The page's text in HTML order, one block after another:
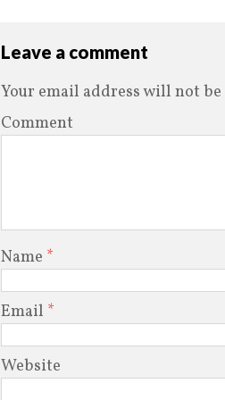
Leave a comment
Your email address will not
Comment
Name *
Email *
Website